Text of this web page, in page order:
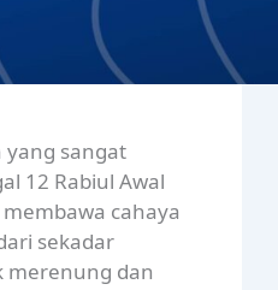
sangat
12 Rabiul Awal
cahaya
sekadar
merenung dan